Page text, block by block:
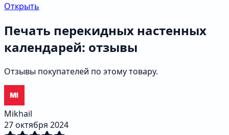
Открыть
Печать перекидных настенных
календарей: отзывы
Отзывы покупателей по этому товару.
Mikhail
27 октября 2024